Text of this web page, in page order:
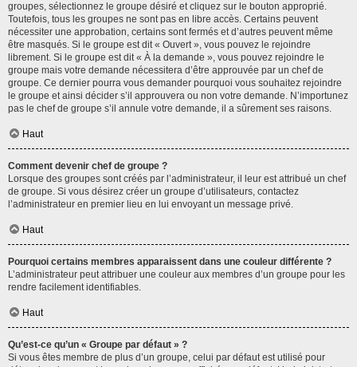
groupes, sélectionnez le groupe désiré et cliquez sur le bouton approprié.
Toutefois, tous les groupes ne sont pas en libre accès. Certains peuvent
nécessiter une approbation, certains sont fermés et d’autres peuvent même
être masqués. Si le groupe est dit « Ouvert », vous pouvez le rejoindre
librement. Si le groupe est dit « À la demande », vous pouvez rejoindre le
groupe mais votre demande nécessitera d’être approuvée par un chef de
groupe. Ce dernier pourra vous demander pourquoi vous souhaitez rejoindre
le groupe et ainsi décider s’il approuvera ou non votre demande. N’importunez
pas le chef de groupe s’il annule votre demande, il a sûrement ses raisons.
Haut
Comment devenir chef de groupe ?
Lorsque des groupes sont créés par l’administrateur, il leur est attribué un chef
de groupe. Si vous désirez créer un groupe d’utilisateurs, contactez
l’administrateur en premier lieu en lui envoyant un message privé.
Haut
Pourquoi certains membres apparaissent dans une couleur différente ?
L’administrateur peut attribuer une couleur aux membres d’un groupe pour les
rendre facilement identifiables.
Haut
Qu’est-ce qu’un « Groupe par défaut » ?
Si vous êtes membre de plus d’un groupe, celui par défaut est utilisé pour